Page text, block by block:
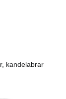
kandelabrar